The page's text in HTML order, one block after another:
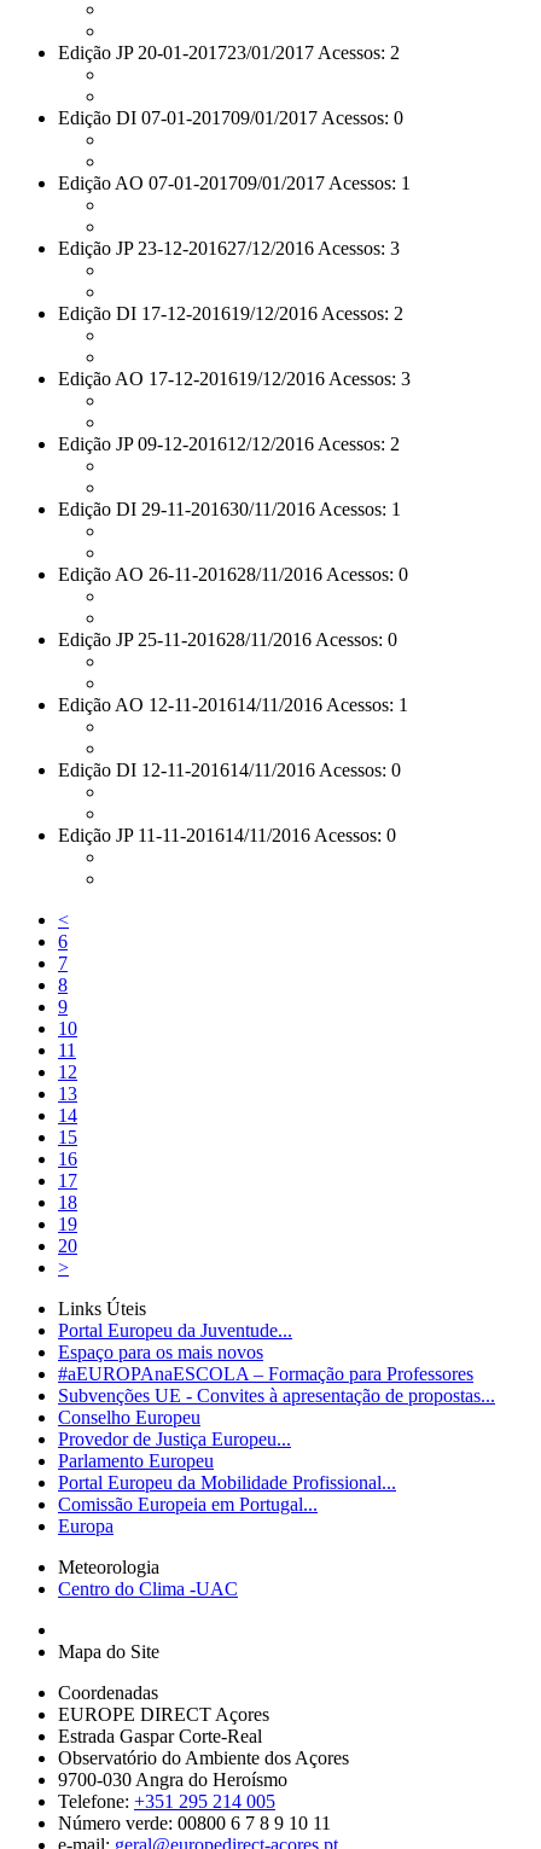
Edição JP 20-01-201723/01/2017 Acessos: 2
Edição DI 07-01-201709/01/2017 Acessos: 0
Edição AO 07-01-201709/01/2017 Acessos: 1
Edição JP 23-12-201627/12/2016 Acessos: 3
Edição DI 17-12-201619/12/2016 Acessos: 2
Edição AO 17-12-201619/12/2016 Acessos: 3
Edição JP 09-12-201612/12/2016 Acessos: 2
Edição DI 29-11-201630/11/2016 Acessos: 1
Edição AO 26-11-201628/11/2016 Acessos: 0
Edição JP 25-11-201628/11/2016 Acessos: 0
Edição AO 12-11-201614/11/2016 Acessos: 1
Edição DI 12-11-201614/11/2016 Acessos: 0
Edição JP 11-11-201614/11/2016 Acessos: 0
<
6
7
8
9
10
11
12
13
14
15
16
17
18
19
20
>
Links Úteis
Portal Europeu da Juventude...
Espaço para os mais novos
#aEUROPAnaESCOLA – Formação para Professores
Subvenções UE - Convites à apresentação de propostas...
Conselho Europeu
Provedor de Justiça Europeu...
Parlamento Europeu
Portal Europeu da Mobilidade Profissional...
Comissão Europeia em Portugal...
Europa
Meteorologia
Centro do Clima -UAC
Mapa do Site
Coordenadas
EUROPE DIRECT Açores
Estrada Gaspar Corte-Real
Observatório do Ambiente dos Açores
9700-030 Angra do Heroísmo
Telefone: +351 295 214 005
Número verde: 00800 6 7 8 9 10 11